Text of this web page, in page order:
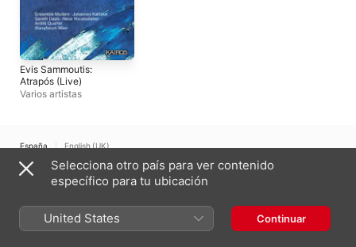
Evis Sammoutis:
Atrapós (Live)
Varios artistas
España English (UK)
Copyright © 2026 Apple Inc.
Todos los derechos reservados.
Aviso sobre cookies
Soporte Comentarios
Selecciona otro país para ver contenido
específico para tu ubicación
United States Continuar